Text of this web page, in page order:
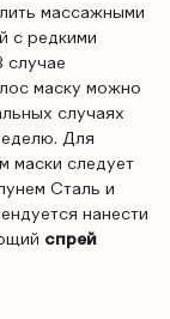
массажными
с редкими
случае
маску можно
случаях
Для
маски следует
Сталь и
нанести
спрей